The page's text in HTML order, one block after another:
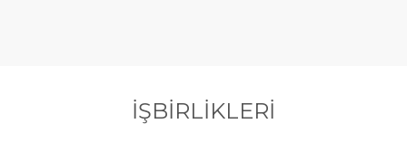
İŞBİRLİKLERİ